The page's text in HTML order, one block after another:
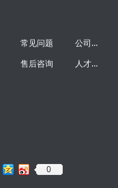
常见问题
售后咨询
公司介绍
人才招聘
0